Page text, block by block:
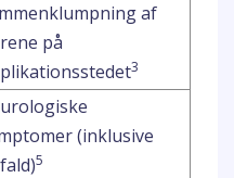
af
på
3
(inklusive
5